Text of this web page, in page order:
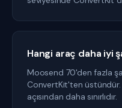
Hangi araç daha iyi
Moosend 70'den fazla
ConvertKit'ten
açısından daha sınırlıdır.